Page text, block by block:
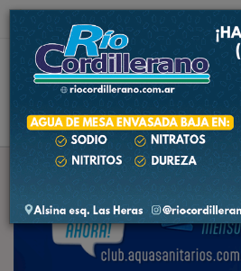
2.4 ºC